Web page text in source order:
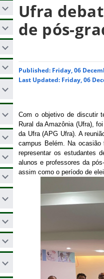
Ufra
de pós-
Published: Friday, 06
Last Updated: Friday, 06
Com o objetivo de discutir
Rural da Amazônia (Ufra),
da Ufra (APG Ufra). A
campus Belém. Na
representar os estudantes
alunos e professores da
assim como o período de